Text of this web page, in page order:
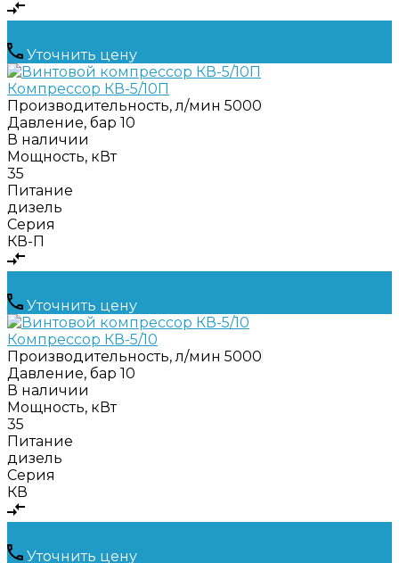
Уточнить цену
Компрессор КВ-5/10П
Производительность, л/мин 5000
Давление, бар 10
В наличии
Мощность, кВт
35
Питание
дизель
Серия
КВ-П
Уточнить цену
Компрессор КВ-5/10
Производительность, л/мин 5000
Давление, бар 10
В наличии
Мощность, кВт
35
Питание
дизель
Серия
КВ
Уточнить цену